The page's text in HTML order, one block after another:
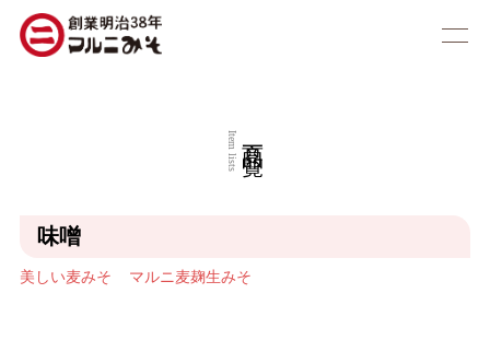
Item lists
味噌
美しい麦みそ マルニ麦麹生みそ